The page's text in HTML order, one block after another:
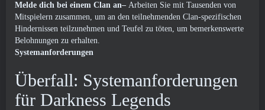
Melde dich bei einem Clan an– Arbeiten Sie mit Tausenden von
Mitspielern zusammen, um an den teilnehmenden Clan-spezifischen
Hindernissen teilzunehmen und Teufel zu töten, um bemerkenswerte
Belohnungen zu erhalten.
Systemanforderungen
Überfall: Systemanforderungen
für Darkness Legends